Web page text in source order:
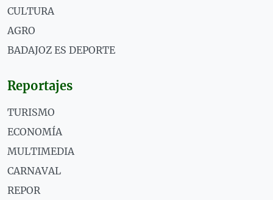
CULTURA
AGRO
BADAJOZ ES DEPORTE
Reportajes
TURISMO
ECONOMÍA
MULTIMEDIA
CARNAVAL
REPOR